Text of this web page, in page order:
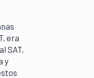
era
SAT,
y